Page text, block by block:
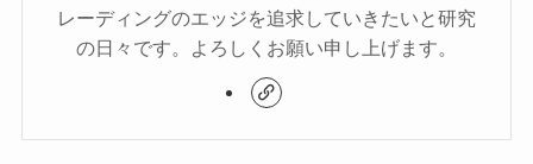
レーディングのエッジを追求していきたいと研究
の日々です。よろしくお願い申し上げます。